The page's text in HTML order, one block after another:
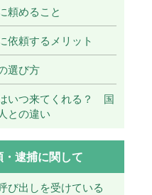
頼めること
依頼するメリット
選び方
いつ来てくれる？ 国
との違い
・逮捕に関して
び出しを受けている